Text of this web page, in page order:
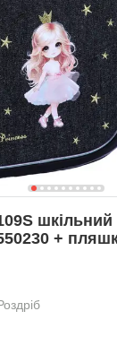
шкільний
+